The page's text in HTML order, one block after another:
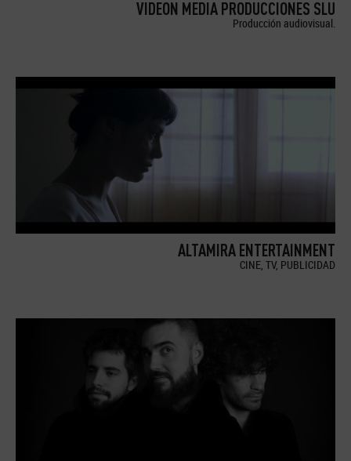
VIDEON MEDIA PRODUCCIONES SLU
Producción audiovisual.
ALTAMIRA ENTERTAINMENT
CINE, TV, PUBLICIDAD